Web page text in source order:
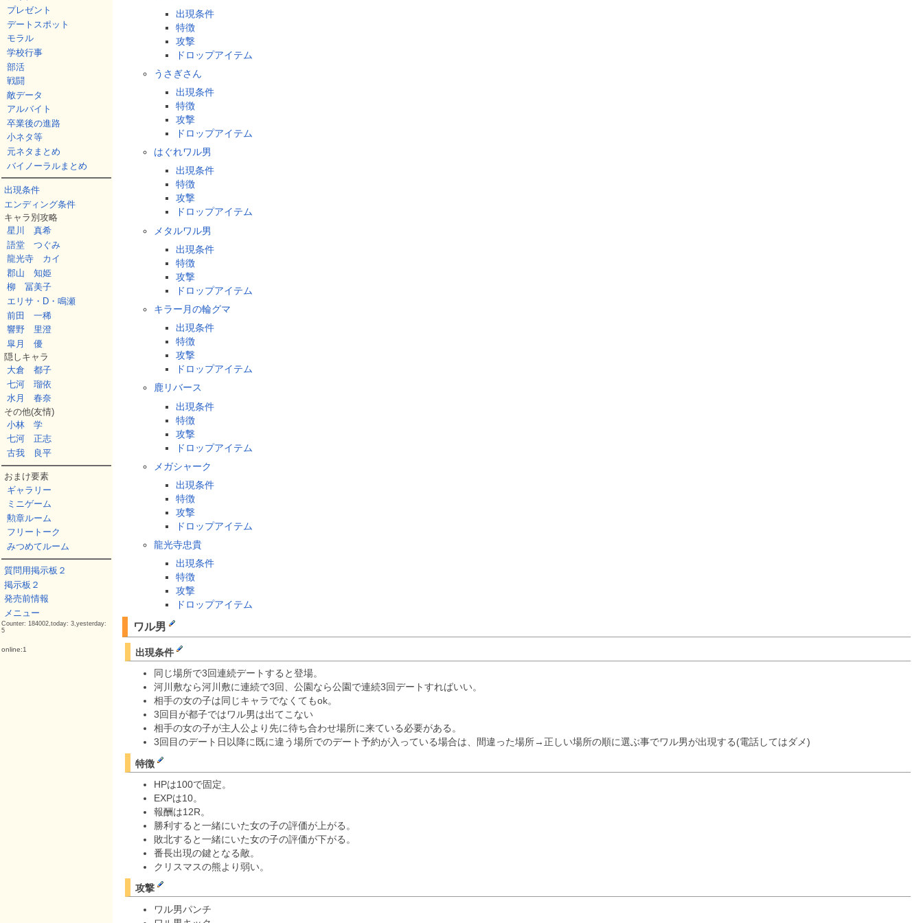
プレゼント
デートスポット
モラル
学校行事
部活
戦闘
敵データ
アルバイト
卒業後の進路
小ネタ等
元ネタまとめ
バイノーラルまとめ
出現条件
エンディング条件
キャラ別攻略
星川 真希
語堂 つぐみ
龍光寺 カイ
郡山 知姫
柳 冨美子
エリサ・D・鳴瀬
前田 一稀
響野 里澄
皐月 優
隠しキャラ
大倉 都子
七河 瑠依
水月 春奈
その他(友情)
小林 学
七河 正志
古我 良平
おまけ要素
ギャラリー
ミニゲーム
勲章ルーム
フリートーク
みつめてルーム
質問用掲示板２
掲示板２
発売前情報
メニュー
Counter: 184002,today: 3,yesterday:
5
online:1
出現条件
特徴
攻撃
ドロップアイテム
うさぎさん
出現条件
特徴
攻撃
ドロップアイテム
はぐれワル男
出現条件
特徴
攻撃
ドロップアイテム
メタルワル男
出現条件
特徴
攻撃
ドロップアイテム
キラー月の輪グマ
出現条件
特徴
攻撃
ドロップアイテム
鹿リバース
出現条件
特徴
攻撃
ドロップアイテム
メガシャーク
出現条件
特徴
攻撃
ドロップアイテム
龍光寺忠貴
出現条件
特徴
攻撃
ドロップアイテム
ワル男
出現条件
同じ場所で3回連続デートすると登場。
河川敷なら河川敷に連続で3回、公園なら公園で連続3回デートすればいい。
相手の女の子は同じキャラでなくてもok。
3回目が都子ではワル男は出てこない
相手の女の子が主人公より先に待ち合わせ場所に来ている必要がある。
3回目のデート日以降に既に違う場所でのデート予約が入っている場合は、間違った場所→正しい場所の順に選ぶ事でワル男が出現する(電話してはダメ)
特徴
HPは100で固定。
EXPは10。
報酬は12R。
勝利すると一緒にいた女の子の評価が上がる。
敗北すると一緒にいた女の子の評価が下がる。
番長出現の鍵となる敵。
クリスマスの熊より弱い。
攻撃
ワル男パンチ